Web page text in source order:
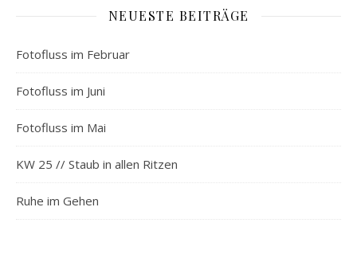
NEUESTE BEITRÄGE
Fotofluss im Februar
Fotofluss im Juni
Fotofluss im Mai
KW 25 // Staub in allen Ritzen
Ruhe im Gehen